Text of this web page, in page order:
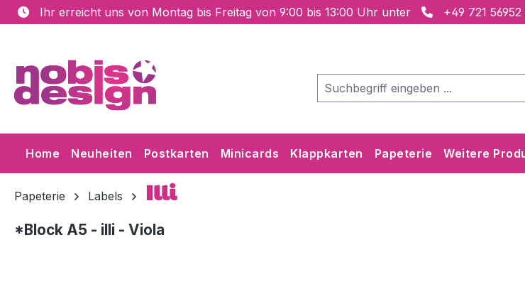
Hauptinhalt springen
Zur Suche springen
Zur Hauptnavigation springen
Ihr erreicht uns von Montag bis Freitag von 9:00 bis 13:00 Uhr unter +49 721 56952
Home Neuheiten Postkarten Minicards Klappkarten Papeterie Weitere
Papeterie Labels Illi
*Block A5 - illi - Viola